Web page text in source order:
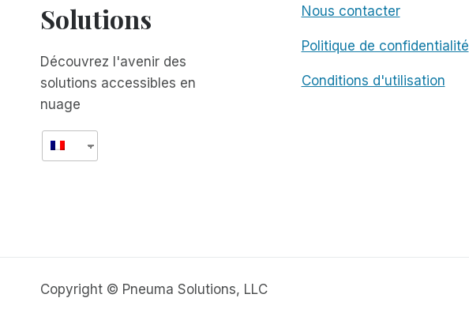
Solutions
Découvrez l'avenir des
solutions accessibles en
nuage
Nous contacter
Politique de confidentialité
Conditions d'utilisation
Copyright © Pneuma Solutions, LLC